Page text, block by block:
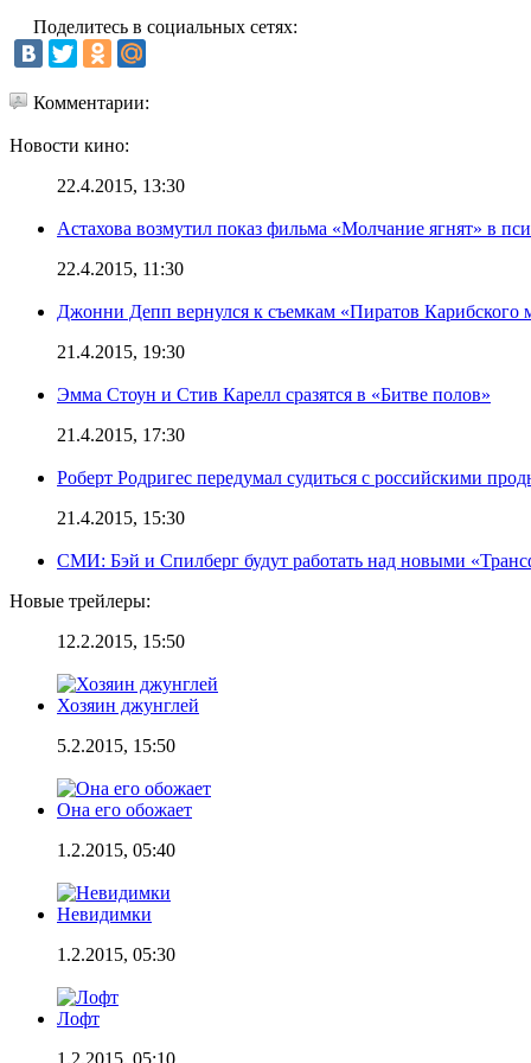
Поделитесь в социальных сетях:
Комментарии:
Новости кино:
22.4.2015, 13:30
Астахова возмутил показ фильма «Молчание ягнят» в
22.4.2015, 11:30
Джонни Депп вернулся к съемкам «Пиратов Карибского
21.4.2015, 19:30
Эмма Стоун и Стив Карелл сразятся в «Битве полов»
21.4.2015, 17:30
Роберт Родригес передумал судиться с российскими
21.4.2015, 15:30
СМИ: Бэй и Спилберг будут работать над новыми
Новые трейлеры:
12.2.2015, 15:50
Хозяин джунглей
5.2.2015, 15:50
Она его обожает
1.2.2015, 05:40
Невидимки
1.2.2015, 05:30
Лофт
1.2.2015, 05:10